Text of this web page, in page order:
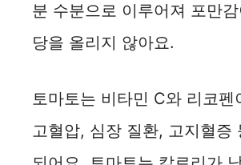
분 수분으로 이루어져 포만
당을 올리지 않아요.
토마토는 비타민 C와 리코펜
고혈압, 심장 질환, 고지혈증